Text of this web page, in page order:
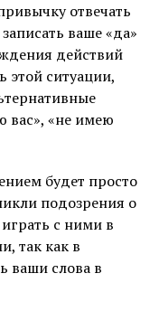
отвечать
ваше «да»
действий
этой ситуации,
вас», «не имею
будет просто
подозрения о
с ними в
так как в
ваши слова в